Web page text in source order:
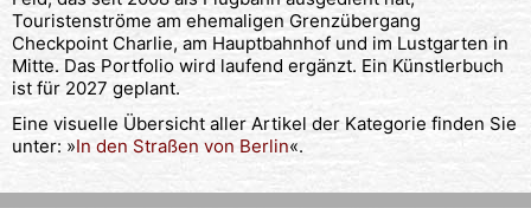
Touristenströme am ehemaligen Grenzübergang
Checkpoint Charlie, am Hauptbahnhof und im Lustgarten in
Mitte. Das Portfolio wird laufend ergänzt. Ein Künstlerbuch
ist für 2027 geplant.
Eine visuelle Übersicht aller Artikel der Kategorie finden Sie
unter: »In den Straßen von Berlin«.